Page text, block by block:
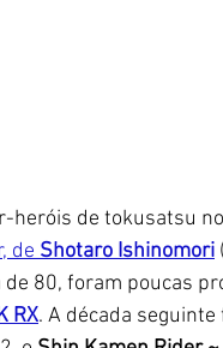
de tokusatsu no
de Shotaro Ishinomori
80, foram poucas
RX. A década